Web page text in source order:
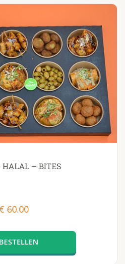
HALAL – BITES
€ 60.00